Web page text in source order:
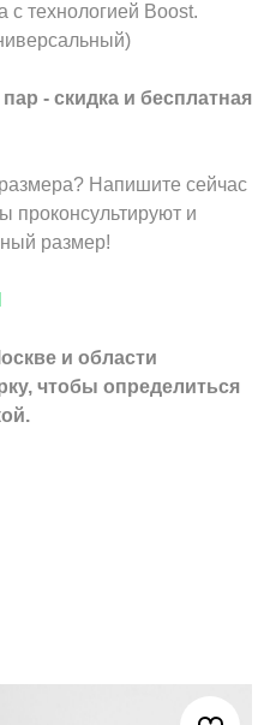
технологией Boost.
- скидка и бесплатная
Напишите сейчас
проконсультируют и
размер!
и области
чтобы определиться